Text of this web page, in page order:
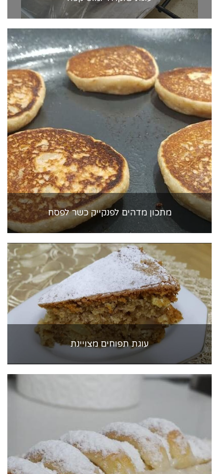
מתכון מדהים לפנקייק כשר לפסח
עוגת תפוחים מצויינת